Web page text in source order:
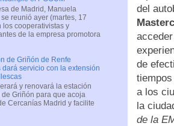
del
de
a los
la
de la
de Madrid, Manuela
reunió ayer (martes, 17
los cooperativistas y
de la empresa promotora
de Griñón de Renfe
dará servicio con la extensión
y renovará la estación
Griñón para que acoja
Cercanías Madrid y facilite